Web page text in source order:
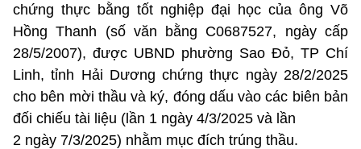
chứng thực bằng tốt nghiệp đại học của ông Võ
Hồng Thanh (số văn bằng C0687527, ngày cấp
28/5/2007), được UBND phường Sao Đỏ, TP Chí
Linh, tỉnh Hải Dương chứng thực ngày 28/2/2025
cho bên mời thầu và ký, đóng dấu vào các biên bản
đối chiếu tài liệu (lần 1 ngày 4/3/2025 và lần
2 ngày 7/3/2025) nhằm mục đích trúng thầu.